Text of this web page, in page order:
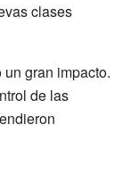
clases
gran impacto.
de las